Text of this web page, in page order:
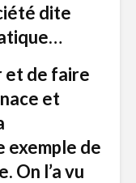
dite
et de faire
et
exemple de
On l’a vu